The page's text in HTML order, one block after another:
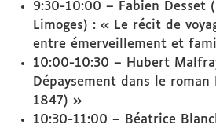
9:30-10:00 – Fabien Desset
Limoges) : « Le récit de
entre émerveillement et
10:00-10:30 – Hubert
Dépaysement dans le
1847) »
10:30-11:00 ­– Béatrice